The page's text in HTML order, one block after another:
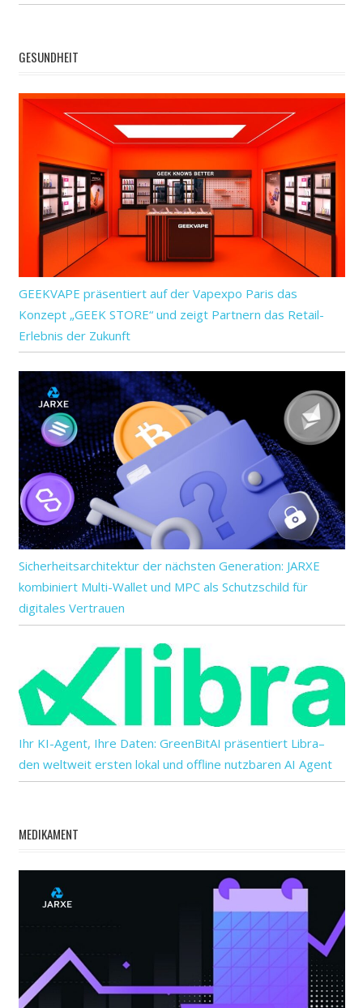
GESUNDHEIT
GEEKVAPE präsentiert auf der Vapexpo Paris das
Konzept „GEEK STORE“ und zeigt Partnern das Retail-
Erlebnis der Zukunft
Sicherheitsarchitektur der nächsten Generation: JARXE
kombiniert Multi-Wallet und MPC als Schutzschild für
digitales Vertrauen
Ihr KI-Agent, Ihre Daten: GreenBitAI präsentiert Libra–
den weltweit ersten lokal und offline nutzbaren AI Agent
MEDIKAMENT